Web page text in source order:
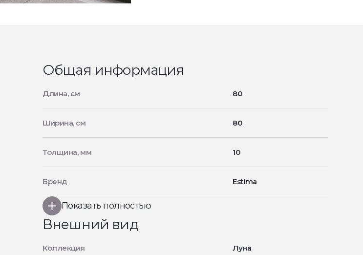
Общая информация
Длина, см 80
Ширина, см 80
Толщина, мм 10
Бренд Estima
Показать полностью
Внешний вид
Коллекция Луна